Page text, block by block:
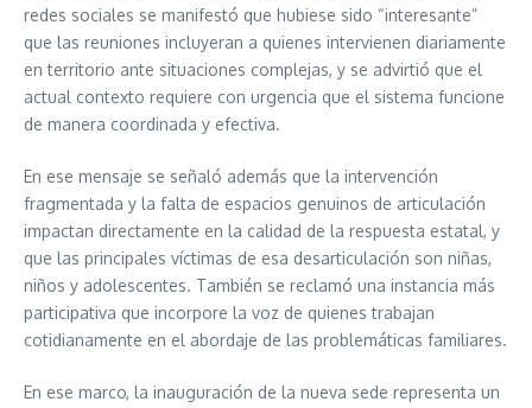
redes sociales se manifestó que hubiese sido “interesante”
que las reuniones incluyeran a quienes intervienen diariamente
en territorio ante situaciones complejas, y se advirtió que el
actual contexto requiere con urgencia que el sistema funcione
de manera coordinada y efectiva.
En ese mensaje se señaló además que la intervención
fragmentada y la falta de espacios genuinos de articulación
impactan directamente en la calidad de la respuesta estatal, y
que las principales víctimas de esa desarticulación son niñas,
niños y adolescentes. También se reclamó una instancia más
participativa que incorpore la voz de quienes trabajan
cotidianamente en el abordaje de las problemáticas familiares.
En ese marco, la inauguración de la nueva sede representa un